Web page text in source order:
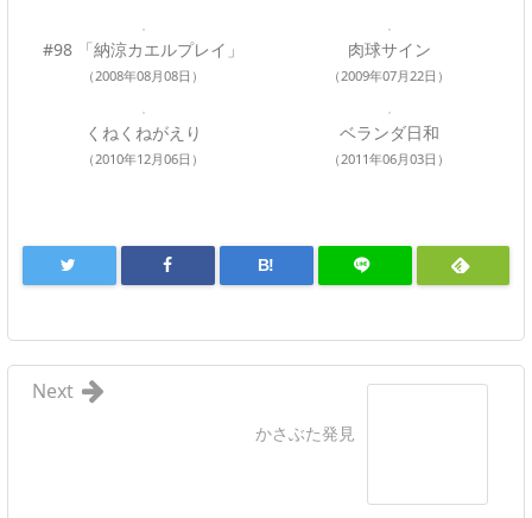
#98 「納涼カエルプレイ」
（2008年08月08日）
肉球サイン
（2009年07月22日）
くねくねがえり
（2010年12月06日）
ベランダ日和
（2011年06月03日）
B!
かさぶた発見
Next